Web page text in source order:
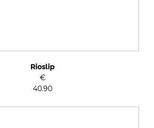
Rioslip
€
40.90